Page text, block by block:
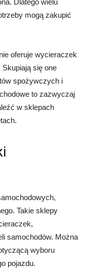
Dlatego wielu
mogą zakupić
oferuje wycieraczek
się one
spożywczych i
to zazwyczaj
w sklepach
Takie sklepy
samochodów. Można
wyboru
pojazdu.